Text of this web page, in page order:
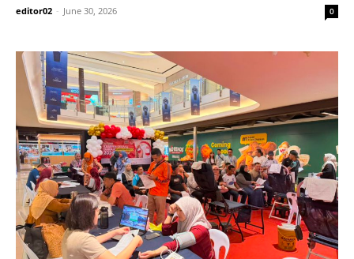
editor02 - June 30, 2026 0